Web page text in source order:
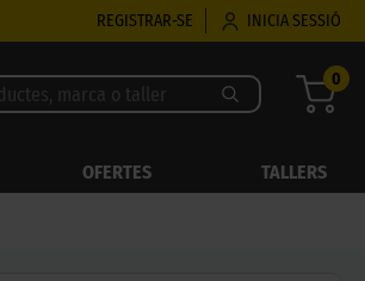
REGISTRAR-SE INICIA SESSIÓ
0
OFERTES TALLERS